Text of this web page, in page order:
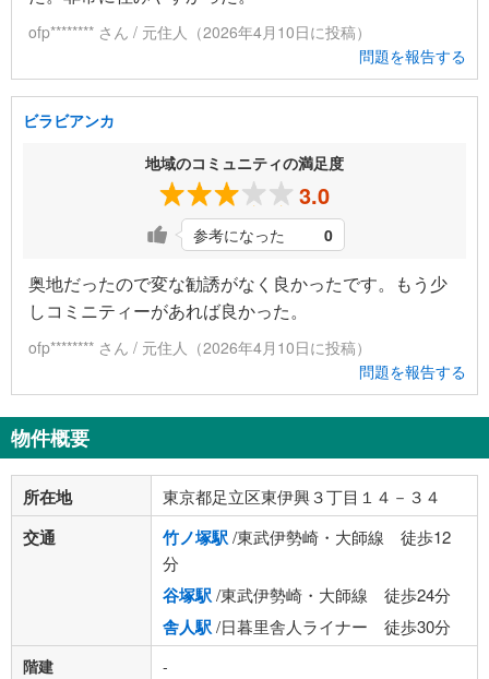
ofp******** さん / 元住人（2026年4月10日に投稿）
問題を報告する
ビラビアンカ
地域のコミュニティの満足度
3.0
参考になった 0
奥地だったので変な勧誘がなく良かったです。もう少
しコミニティーがあれば良かった。
ofp******** さん / 元住人（2026年4月10日に投稿）
問題を報告する
物件概要
所在地 東京都足立区東伊興３丁目１４－３４
交通 竹ノ塚駅/東武伊勢崎・大師線 徒歩12
分
谷塚駅/東武伊勢崎・大師線 徒歩24分
舎人駅/日暮里舎人ライナー 徒歩30分
階建
-